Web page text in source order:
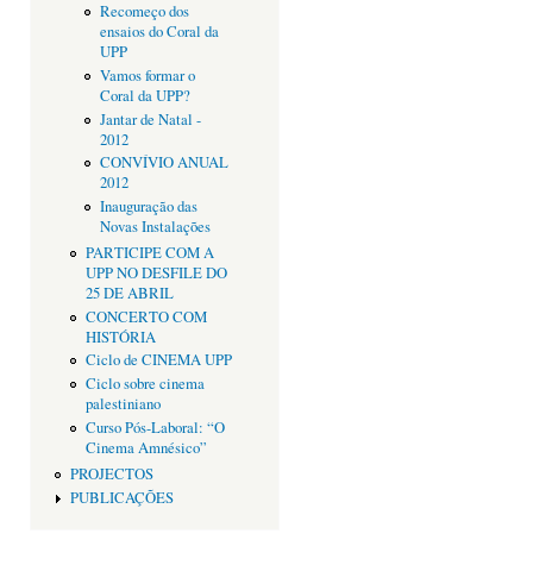
Recomeço dos
ensaios do Coral da
UPP
Vamos formar o
Coral da UPP?
Jantar de Natal -
2012
CONVÍVIO ANUAL
2012
Inauguração das
Novas Instalações
PARTICIPE COM A
UPP NO DESFILE DO
25 DE ABRIL
CONCERTO COM
HISTÓRIA
Ciclo de CINEMA UPP
Ciclo sobre cinema
palestiniano
Curso Pós-Laboral: “O
Cinema Amnésico”
PROJECTOS
PUBLICAÇÕES